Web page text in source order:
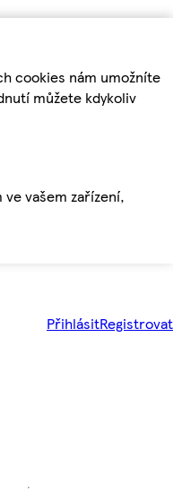
cookies nám umožníte
můžete kdykoliv
vašem zařízení,
PřihlásitRegistrovat